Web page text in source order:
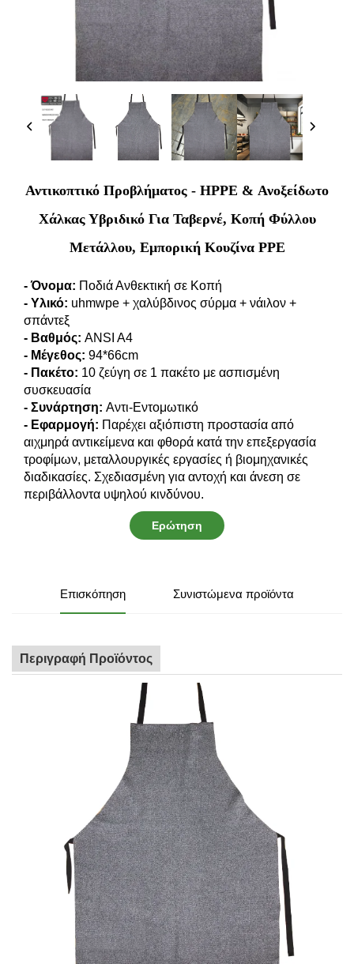
Αντικοπτικό Προβλήματος - HPPE & Ανοξείδωτο
Χάλκας Υβριδικό Για Ταβερνέ, Κοπή Φύλλου
Μετάλλου, Εμπορική Κουζίνα PPE
- Όνομα: Ποδιά Ανθεκτική σε Κοπή
- Υλικό: uhmwpe + χαλύβδινος σύρμα + νάιλον +
σπάντεξ
- Βαθμός: ANSI A4
- Μέγεθος: 94*66cm
- Πακέτο: 10 ζεύγη σε 1 πακέτο με ασπισμένη
συσκευασία
- Συνάρτηση: Αντι-Εντομωτικό
- Εφαρμογή: Παρέχει αξιόπιστη προστασία από
αιχμηρά αντικείμενα και φθορά κατά την επεξεργασία
τροφίμων, μεταλλουργικές εργασίες ή βιομηχανικές
διαδικασίες. Σχεδιασμένη για αντοχή και άνεση σε
περιβάλλοντα υψηλού κινδύνου.
Ερώτηση
Επισκόπηση Συνιστώμενα προϊόντα
Περιγραφή Προϊόντος